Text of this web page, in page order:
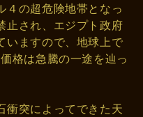
４の超危険地帯となっ
止され、エジプト政府
いますので、地球上で
格は急騰の一途を辿っ
衝突によってできた天